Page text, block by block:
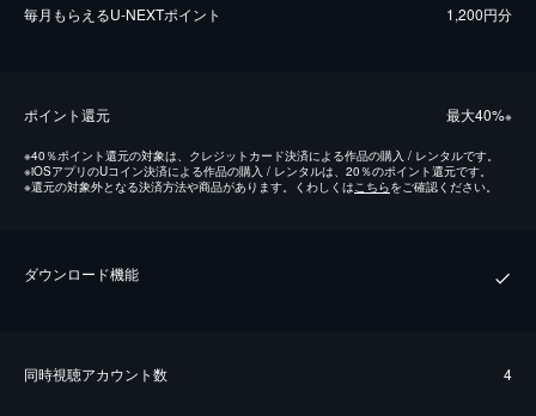
毎⽉もらえるU-NEXTポイント 1,200円分
ポイント還元 最⼤40%※
※40％ポイント還元の対象は、クレジットカード決済による作品の購入 / レンタルです。
※iOSアプリのUコイン決済による作品の購入 / レンタルは、20％のポイント還元です。
※還元の対象外となる決済方法や商品があります。くわしくはこちらをご確認ください。
ダウンロード機能
同時視聴アカウント数 4